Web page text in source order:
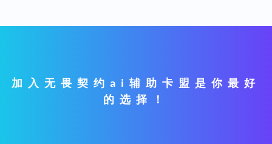
加入无畏契约ai辅助卡盟是你最好
的选择！